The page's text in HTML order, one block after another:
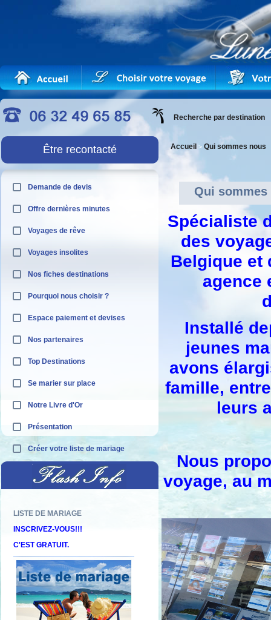
Recherche par destination
Être recontacté
Demande de devis
Offre dernières minutes
Voyages de rêve
Voyages insolites
Nos fiches destinations
Pourquoi nous choisir ?
Espace paiement et devises
Nos partenaires
Top Destinations
Se marier sur place
Notre Livre d'Or
Présentation
Créer votre liste de mariage
LISTE DE MARIAGE
INSCRIVEZ-VOUS!!!
C'EST GRATUIT.
Découvrez nos offres "adults only"
Accueil > Qui sommes nous
Qui sommes
Spécialiste
des
Belgique et
agence
Installé
jeunes
avons
famille,
leurs
Nous
voyage, au